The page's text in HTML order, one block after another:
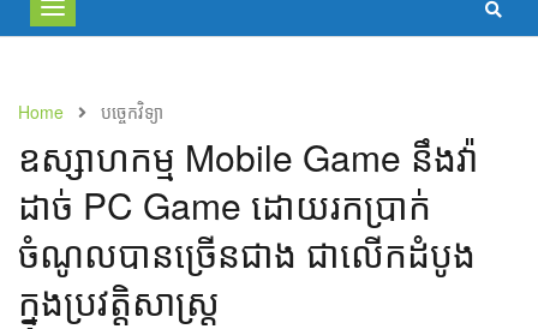
Toggle
navigation
Home បច្ចេកវិទ្យា
ឧស្សាហកម្ម​ Mobile Game នឹង​វ៉ា​
ដាច់ PC Game ដោយ​រក​ប្រាក់​
ចំណូល​បាន​ច្រើន​ជាង ​​ជា​លើក​ដំបូង​
ក្នុង​ប្រវត្តិសាស្ត្រ​​